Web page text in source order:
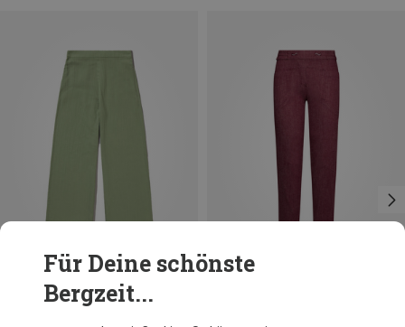
Du sparst 25%
Für Deine schönste
Bergzeit...